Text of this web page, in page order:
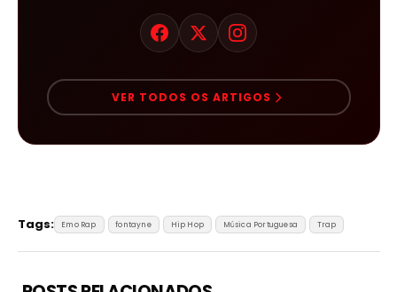
VER TODOS OS ARTIGOS
Tags: Emo Rap fontayne Hip Hop Música Portuguesa Trap